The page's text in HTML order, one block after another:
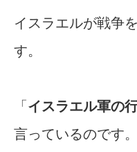
イスラエルが戦争
す。
「 イスラエル軍の
言っているのです。